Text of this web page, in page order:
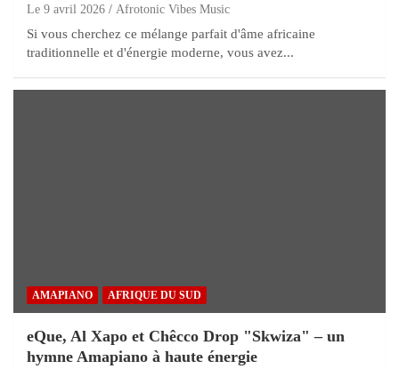
Le 9 avril 2026 Afrotonic Vibes Music
Si vous cherchez ce mélange parfait d'âme africaine
traditionnelle et d'énergie moderne, vous avez...
AMAPIANO AFRIQUE DU SUD
eQue, Al Xapo et Chêcco Drop "Skwiza" – un
hymne Amapiano à haute énergie